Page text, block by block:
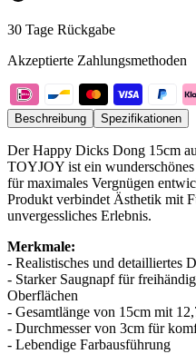
30 Tage Rückgabe
Akzeptierte Zahlungsmethoden
Beschreibung Spezifikationen
Der Happy Dicks Dong 15cm
TOYJOY ist ein
für maximales Vergnügen
Produkt verbindet Ästhetik mit
unvergessliches Erlebnis.
Merkmale:
- Realistisches und detailliertes
- Starker Saugnapf für
Oberflächen
- Gesamtlänge von 15cm mit
- Durchmesser von 3cm für
- Lebendige Farbausführung